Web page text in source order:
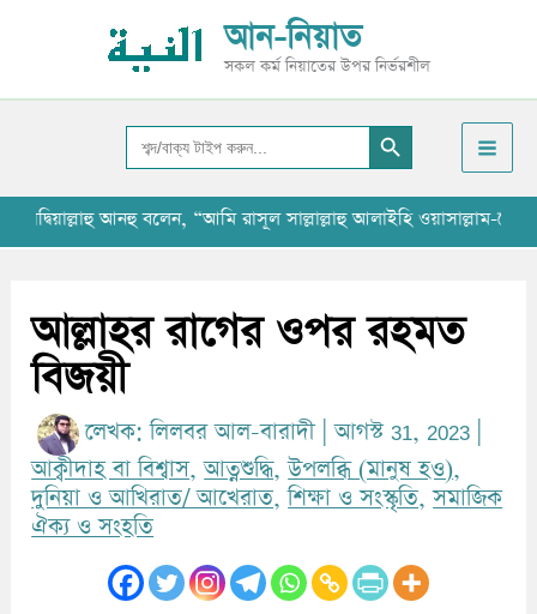
আন-নিয়াত
সকল কর্ম নিয়াতের উপর নির্ভরশীল
Search
for:
Search Button
আনহু বলেন, “আমি রাসূল সাল্লাল্লাহু আলাইহি ওয়াসাল্লাম-কে
আল্লাহর রাগের ওপর রহমত
বিজয়ী
লেখক: লিলবর আল-বারাদী |আগস্ট 31, 2023
আক্বীদাহ বা বিশ্বাস,আত্নশুদ্ধি,উপলব্ধি (মানুষ হও),
দুনিয়া ও আখিরাত/ আখেরাত,শিক্ষা ও সংস্কৃতি,সমাজিক
ঐক্য ও সংহতি
ই